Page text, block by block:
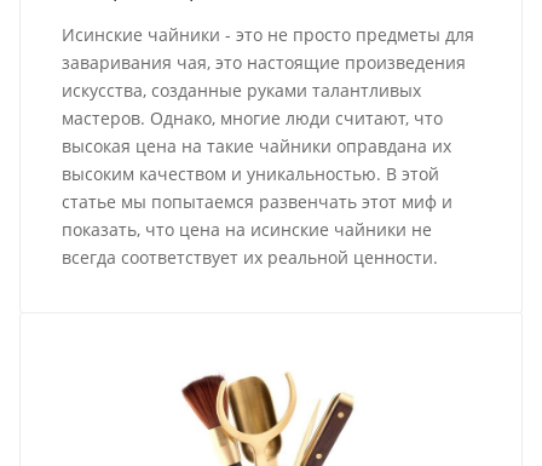
Исинские чайники - это не просто предметы для
заваривания чая, это настоящие произведения
искусства, созданные руками талантливых
мастеров. Однако, многие люди считают, что
высокая цена на такие чайники оправдана их
высоким качеством и уникальностью. В этой
статье мы попытаемся развенчать этот миф и
показать, что цена на исинские чайники не
всегда соответствует их реальной ценности.